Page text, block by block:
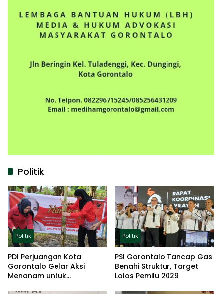
Politik
Politik
PDI Perjuangan Kota
Gorontalo Gelar Aksi
Menanam untuk
Politik
PSI Gorontalo Tancap Gas
Benahi Struktur, Target
Lolos Pemilu 2029